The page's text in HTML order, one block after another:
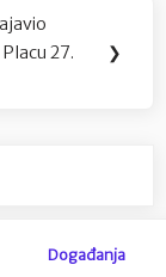
27.
❯
Događanja